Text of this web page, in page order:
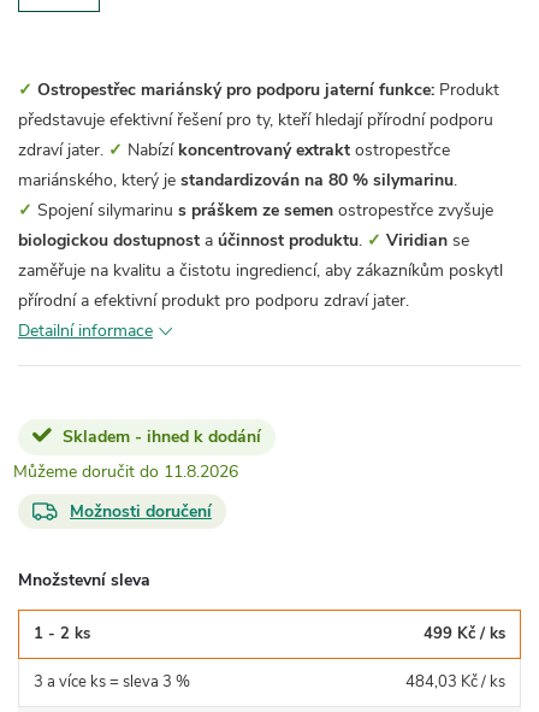
✓ Ostropestřec mariánský pro podporu jaterní funkce: Produkt
představuje efektivní řešení pro ty, kteří hledají přírodní podporu
zdraví jater. ✓ Nabízí koncentrovaný extrakt ostropestřce
mariánského, který je standardizován na 80 % silymarinu.
✓ Spojení silymarinu s práškem ze semen ostropestřce zvyšuje
biologickou dostupnost a účinnost produktu. ✓ Viridian se
zaměřuje na kvalitu a čistotu ingrediencí, aby zákazníkům poskytl
přírodní a efektivní produkt pro podporu zdraví jater.
Detailní informace
Skladem - ihned k dodání
11.8.2026
Možnosti doručení
Množstevní sleva
1 - 2 ks 499 Kč / ks
3 a více ks = sleva 3 % 484,03 Kč/ ks